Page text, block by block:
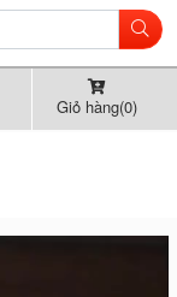
Giỏ hàng(0)